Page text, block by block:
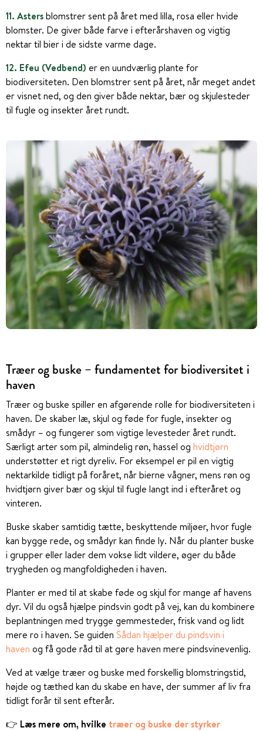
11. Astersblomstrer sent på året med lilla, rosa eller hvide
blomster. De giver både farve i efterårshaven og vigtig
nektar til bier i de sidste varme dage.
12. Efeu (Vedbend) er en uundværlig plante for
biodiversiteten. Den blomstrer sent på året, når meget andet
er visnet ned, og den giver både nektar, bær og skjulesteder
til fugle og insekter året rundt.
Træer og buske – fundamentet for biodiversitet i
haven
Træer og buske spiller en afgørende rolle for biodiversiteten i
haven. De skaber læ, skjul og føde for fugle, insekter og
smådyr – og fungerer som vigtige levesteder året rundt.
Særligt arter som pil, almindelig røn, hassel og hvidtjørn
understøtter et rigt dyreliv. For eksempel er pil en vigtig
nektarkilde tidligt på foråret, når bierne vågner, mens røn og
hvidtjørn giver bær og skjul til fugle langt ind i efteråret og
vinteren.
Buske skaber samtidig tætte, beskyttende miljøer, hvor fugle
kan bygge rede, og smådyr kan finde ly. Når du planter buske
i grupper eller lader dem vokse lidt vildere, øger du både
trygheden og mangfoldigheden i haven.
Planter er med til at skabe føde og skjul for mange af havens
dyr. Vil du også hjælpe pindsvin godt på vej, kan du kombinere
beplantningen med trygge gemmesteder, frisk vand og lidt
mere ro i haven. Se guiden Sådan hjælper du pindsvin i
haven og få gode råd til at gøre haven mere pindsvinevenlig.
Ved at vælge træer og buske med forskellig blomstringstid,
højde og tæthed kan du skabe en have, der summer af liv fra
tidligt forår til sent efterår.
👉 Læs mere om, hvilke træer og buske der styrker